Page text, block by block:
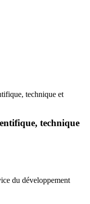
technique et
technique
du développement